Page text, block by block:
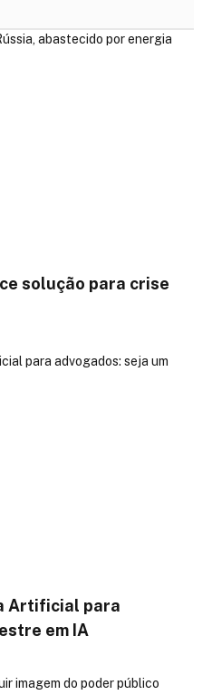
solução para crise
Artificial para
em IA